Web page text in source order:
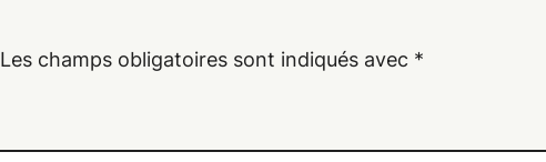
Les champs obligatoires sont indiqués avec *